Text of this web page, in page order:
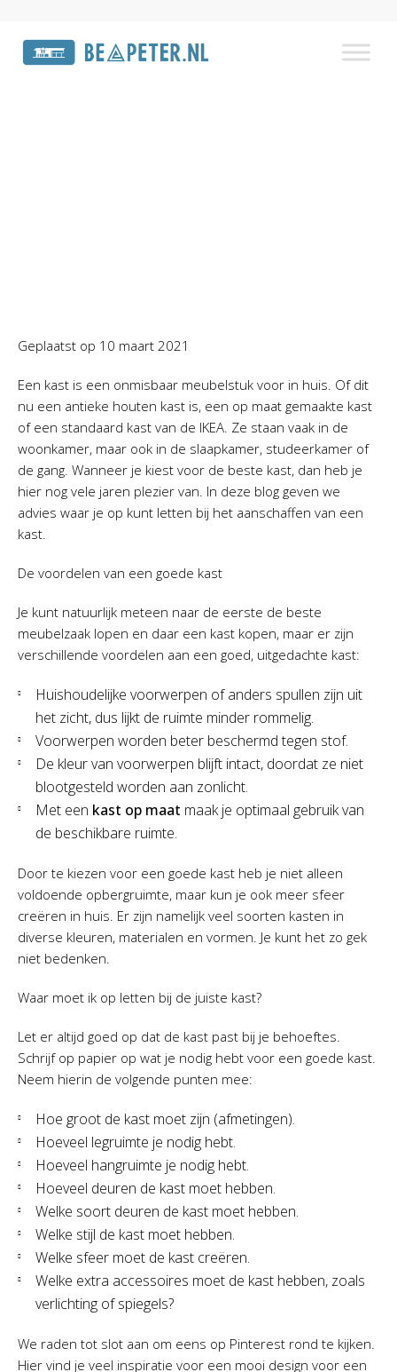
Geplaatst op 10 maart 2021
Een kast is een onmisbaar meubelstuk voor in huis. Of dit
nu een antieke houten kast is, een op maat gemaakte kast
of een standaard kast van de IKEA. Ze staan vaak in de
woonkamer, maar ook in de slaapkamer, studeerkamer of
de gang. Wanneer je kiest voor de beste kast, dan heb je
hier nog vele jaren plezier van. In deze blog geven we
advies waar je op kunt letten bij het aanschaffen van een
kast.
De voordelen van een goede kast
Je kunt natuurlijk meteen naar de eerste de beste
meubelzaak lopen en daar een kast kopen, maar er zijn
verschillende voordelen aan een goed, uitgedachte kast:
Huishoudelijke voorwerpen of anders spullen zijn uit
het zicht, dus lijkt de ruimte minder rommelig.
Voorwerpen worden beter beschermd tegen stof.
De kleur van voorwerpen blijft intact, doordat ze niet
blootgesteld worden aan zonlicht.
Met een kast op maat maak je optimaal gebruik van
de beschikbare ruimte.
Door te kiezen voor een goede kast heb je niet alleen
voldoende opbergruimte, maar kun je ook meer sfeer
creëren in huis. Er zijn namelijk veel soorten kasten in
diverse kleuren, materialen en vormen. Je kunt het zo gek
niet bedenken.
Waar moet ik op letten bij de juiste kast?
Let er altijd goed op dat de kast past bij je behoeftes.
Schrijf op papier op wat je nodig hebt voor een goede kast.
Neem hierin de volgende punten mee:
Hoe groot de kast moet zijn (afmetingen).
Hoeveel legruimte je nodig hebt.
Hoeveel hangruimte je nodig hebt.
Hoeveel deuren de kast moet hebben.
Welke soort deuren de kast moet hebben.
Welke stijl de kast moet hebben.
Welke sfeer moet de kast creëren.
Welke extra accessoires moet de kast hebben, zoals
verlichting of spiegels?
We raden tot slot aan om eens op Pinterest rond te kijken.
Hier vind je veel inspiratie voor een mooi design voor een